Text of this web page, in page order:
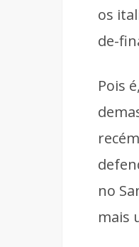
os
de-
Pois
no
mais